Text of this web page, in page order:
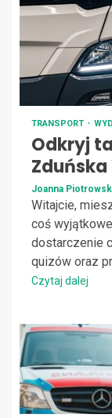
TRANSPORT
Odkryj
Zduńska
Joanna
Witajcie,
coś
dostarczenie
quizów oraz
Czytaj dalej